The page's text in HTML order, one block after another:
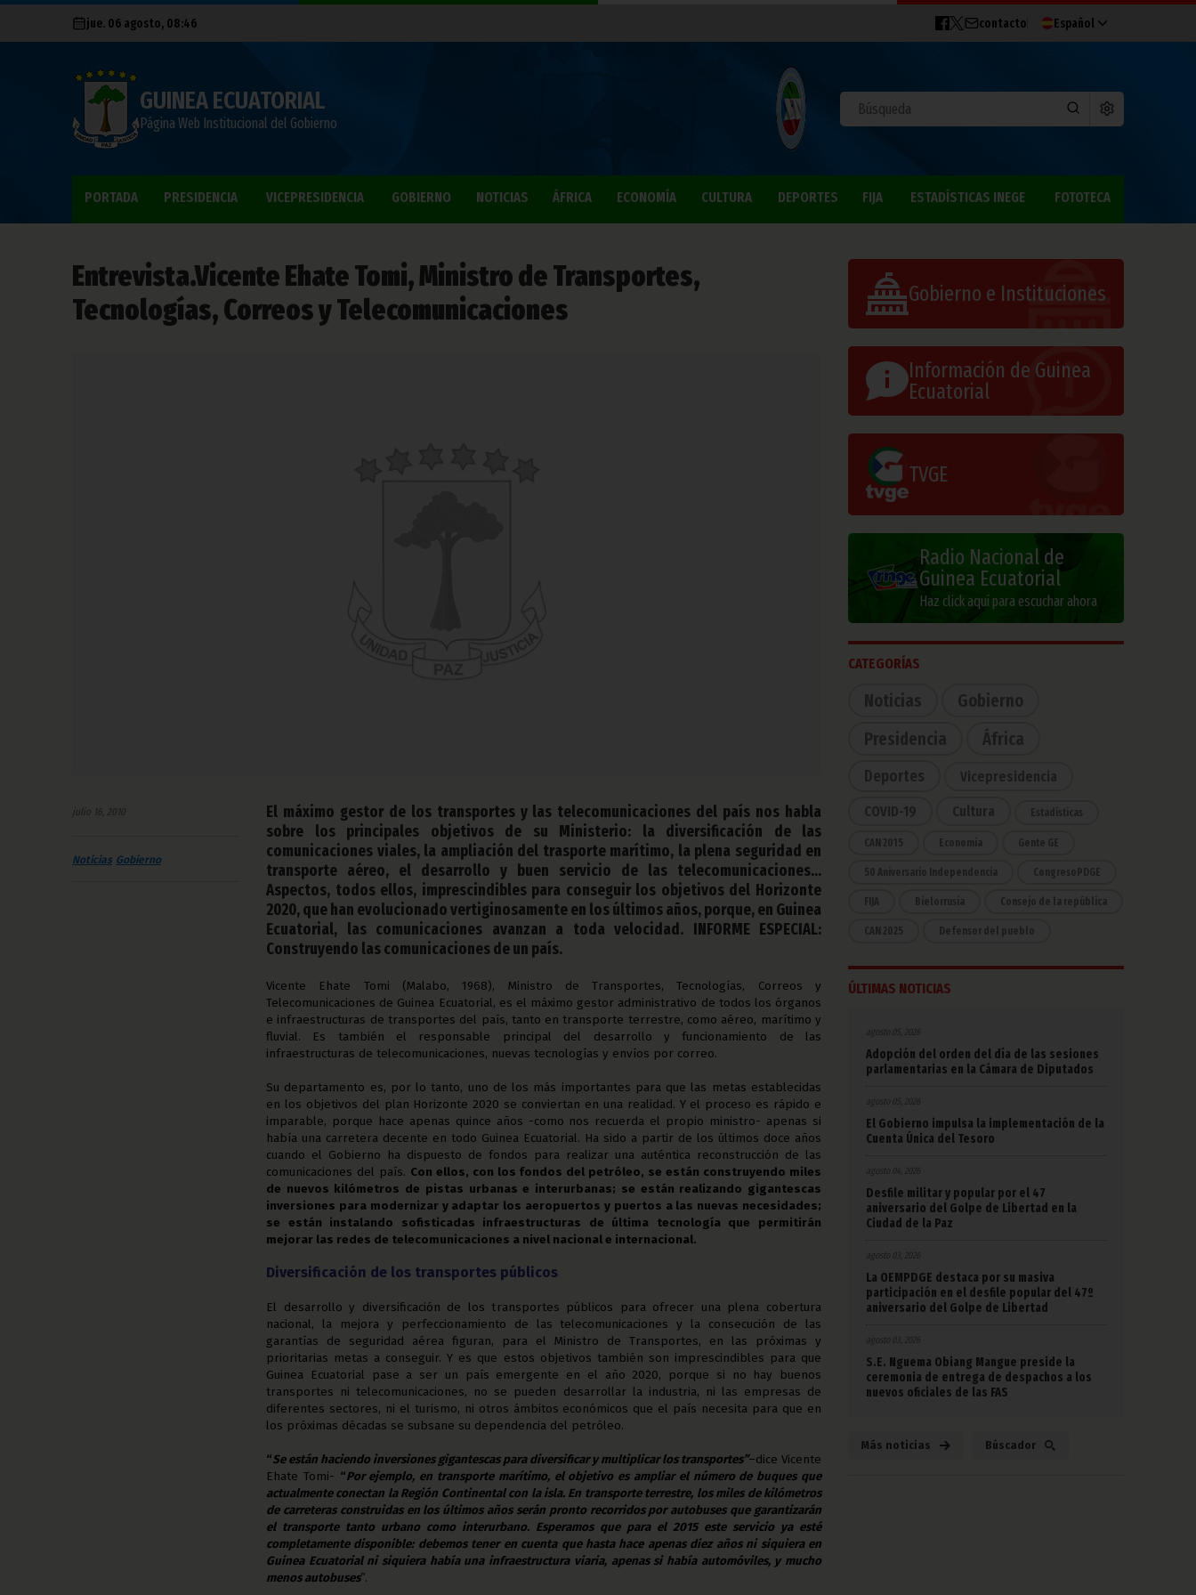
jue. 06 agosto, 08:46 contacto Español
GUINEA ECUATORIAL
Página Web Institucional del Gobierno
PORTADA PRESIDENCIA VICEPRESIDENCIA GOBIERNO NOTICIAS ÁFRICA ECONOMÍA CULTURA DEPORTES FIJA ESTADÍSTICAS INEGE FOTOTECA
Entrevista.Vicente Ehate Tomi, Ministro de Transportes,
Tecnologías, Correos y Telecomunicaciones
julio 16, 2010
Noticias Gobierno
El máximo gestor de los transportes y las telecomunicaciones del país nos habla
sobre los principales objetivos de su Ministerio: la diversificación de las
comunicaciones viales, la ampliación del trasporte marítimo, la plena seguridad en
transporte aéreo, el desarrollo y buen servicio de las telecomunicaciones…
Aspectos, todos ellos, imprescindibles para conseguir los objetivos del Horizonte
2020, que han evolucionado vertiginosamente en los últimos años, porque, en Guinea
Ecuatorial, las comunicaciones avanzan a toda velocidad. INFORME ESPECIAL:
Construyendo las comunicaciones de un país.
Vicente Ehate Tomi (Malabo, 1968), Ministro de Transportes, Tecnologías, Correos y
Telecomunicaciones de Guinea Ecuatorial, es el máximo gestor administrativo de todos los órganos
e infraestructuras de transportes del país, tanto en transporte terrestre, como aéreo, marítimo y
fluvial. Es también el responsable principal del desarrollo y funcionamiento de las
infraestructuras de telecomunicaciones, nuevas tecnologías y envíos por correo.
Su departamento es, por lo tanto, uno de los más importantes para que las metas establecidas
en los objetivos del plan Horizonte 2020 se conviertan en una realidad. Y el proceso es rápido e
imparable, porque hace apenas quince años -como nos recuerda el propio ministro- apenas si
había una carretera decente en todo Guinea Ecuatorial. Ha sido a partir de los últimos doce años
cuando el Gobierno ha dispuesto de fondos para realizar una auténtica reconstrucción de las
comunicaciones del país. Con ellos, con los fondos del petróleo, se están construyendo miles
de nuevos kilómetros de pistas urbanas e interurbanas; se están realizando gigantescas
inversiones para modernizar y adaptar los aeropuertos y puertos a las nuevas necesidades;
se están instalando sofisticadas infraestructuras de última tecnología que permitirán
mejorar las redes de telecomunicaciones a nivel nacional e internacional.
Diversificación de los transportes públicos
El desarrollo y diversificación de los transportes públicos para ofrecer una plena cobertura
nacional, la mejora y perfeccionamiento de las telecomunicaciones y la consecución de las
garantías de seguridad aérea figuran, para el Ministro de Transportes, en las próximas y
prioritarias metas a conseguir. Y es que estos objetivos también son imprescindibles para que
Guinea Ecuatorial pase a ser un país emergente en el año 2020, porque si no hay buenos
transportes ni telecomunicaciones, no se pueden desarrollar la industria, ni las empresas de
diferentes sectores, ni el turismo, ni otros ámbitos económicos que el país necesita para que en
los próximas décadas se subsane su dependencia del petróleo.
“Se están haciendo inversiones gigantescas para diversificar y multiplicar los transportes”–dice Vicente
Ehate Tomi- “Por ejemplo, en transporte marítimo, el objetivo es ampliar el número de buques que
actualmente conectan la Región Continental con la isla. En transporte terrestre, los miles de kilómetros
de carreteras construidas en los últimos años serán pronto recorridos por autobuses que garantizarán
el transporte tanto urbano como interurbano. Esperamos que para el 2015 este servicio ya esté
completamente disponible: debemos tener en cuenta que hasta hace apenas diez años ni siquiera en
Guinea Ecuatorial ni siquiera había una infraestructura viaria, apenas si había automóviles, y mucho
menos autobuses”.
Gobierno e Instituciones
Información de Guinea
Ecuatorial
TVGE
Radio Nacional de
Guinea Ecuatorial
Haz click aquí para escuchar ahora
CATEGORÍAS
Noticias
Gobierno
Presidencia
África
Deportes Vicepresidencia
COVID-19 Cultura Estadísticas
CAN 2015 Economía Gente GE
50 Aniversario Independencia CongresoPDGE
FIJA Bielorrusia Consejo de la república
CAN 2025 Defensor del pueblo
ÚLTIMAS NOTICIAS
agosto 05, 2026
Adopción del orden del día de las sesiones
parlamentarias en la Cámara de Diputados
agosto 05, 2026
El Gobierno impulsa la implementación de la
Cuenta Única del Tesoro
agosto 04, 2026
Desfile militar y popular por el 47
aniversario del Golpe de Libertad en la
Ciudad de la Paz
agosto 03, 2026
La OEMPDGE destaca por su masiva
participación en el desfile popular del 47º
aniversario del Golpe de Libertad
agosto 03, 2026
S.E. Nguema Obiang Mangue preside la
ceremonia de entrega de despachos a los
nuevos oficiales de las FAS
Más noticias Búscador